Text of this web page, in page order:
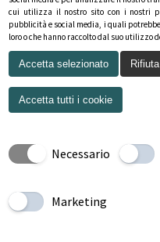
Sono Linda Bitto,
specializzata in
l’Università di Messina.
Leggi il curriculum
cui utilizza il nostro sito con i nostri
pubblicità e social media, i quali
loro o che hanno raccolto dal suo utilizzo
Accetta selezionato Rifiuta
Accetta tutti i cookie
Necessario
Marketing